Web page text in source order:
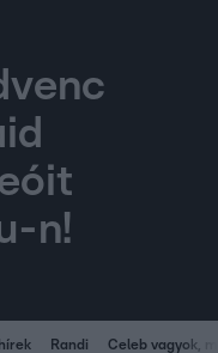
n!
Randi Celeb vagyok,